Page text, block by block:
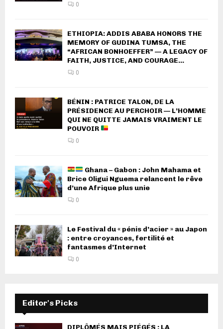
0
ETHIOPIA: ADDIS ABABA HONORS THE
MEMORY OF GUDINA TUMSA, THE
“AFRICAN BONHOEFFER” — A LEGACY OF
FAITH, JUSTICE, AND COURAGE...
0
BÉNIN : PATRICE TALON, DE LA
PRÉSIDENCE AU PERCHOIR — L’HOMME
QUI NE QUITTE JAMAIS VRAIMENT LE
POUVOIR
0
Ghana – Gabon : John Mahama et
Brice Oligui Nguema relancent le rêve
d’une Afrique plus unie
0
Le Festival du « pénis d’acier » au Japon
: entre croyances, fertilité et
fantasmes d’Internet
0
Editor's Picks
DIPLÔMÉS MAIS PIÉGÉS : LA